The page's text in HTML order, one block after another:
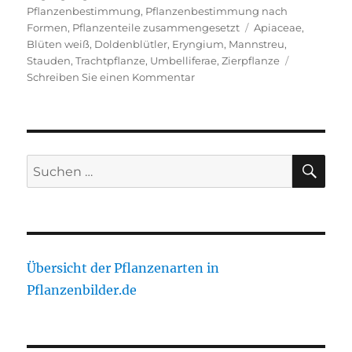
Pflanzenbestimmung, Pflanzenbestimmung nach
Formen, Pflanzenteile zusammengesetzt Schlagwörter
Apiaceae,
Blüten weiß, Doldenblütler, Eryngium, Mannstreu,
Stauden,Trachtpflanze, Umbelliferae,Zierpflanze
Schreiben Sie einen Kommentarzu
Suche
nach:
Übersicht der Pflanzenarten in
Pflanzenbilder.de